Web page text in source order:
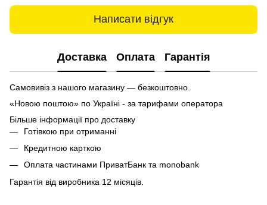
Написати відгук
Доставка Оплата Гарантія
Самовивіз з нашого магазину — безкоштовно.
«Новою поштою» по Україні - за тарифами оператора
Більше інформації про доставку
Готівкою при отриманні
Кредитною карткою
Оплата частинами ПриватБанк та monobank
Гарантія від виробника 12 місяців.